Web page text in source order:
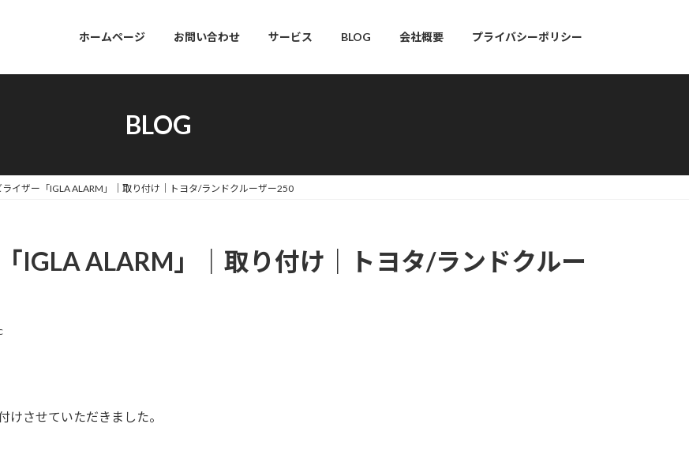
ホームページ お問い合わせ サービス BLOG 会社概要 プライバシーポリシー
BLOG
イザー「IGLA ALARM」｜取り付け｜トヨタ/ランドクルーザー250
IGLA ALARM」｜取り付け｜トヨタ/ランドクルー
させていただきました。